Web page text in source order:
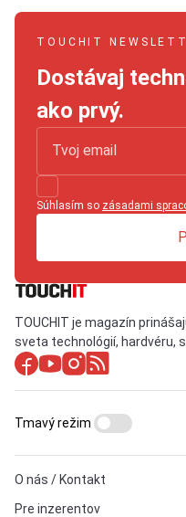
TOUCHIT
Dostávaj
ako prvý.
Súhlasím so zásadami
TOUCHIT je magazín
sveta technológií, hardvéru,
O nás / Kontakt
Pre inzerentov
Tmavý režim